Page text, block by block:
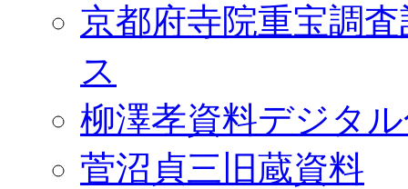
京都府寺院重宝調
ス
柳澤孝資料デジタ
菅沼貞三旧蔵資料